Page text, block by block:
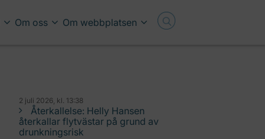
Om oss Om webbplatsen
2 juli 2026, kl. 13:38
Återkallelse: Helly Hansen
återkallar flytvästar på grund av
drunkningsrisk